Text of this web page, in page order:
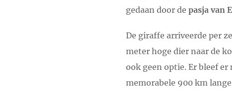
gedaan door de pasja van
De giraffe arriveerde per
meter hoge dier naar de
ook geen optie. Er bleef
memorabele 900 km